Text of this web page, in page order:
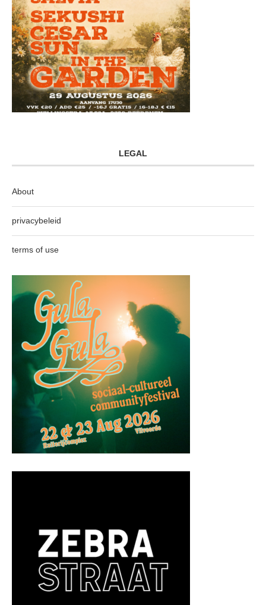
LEGAL
About
privacybeleid
terms of use